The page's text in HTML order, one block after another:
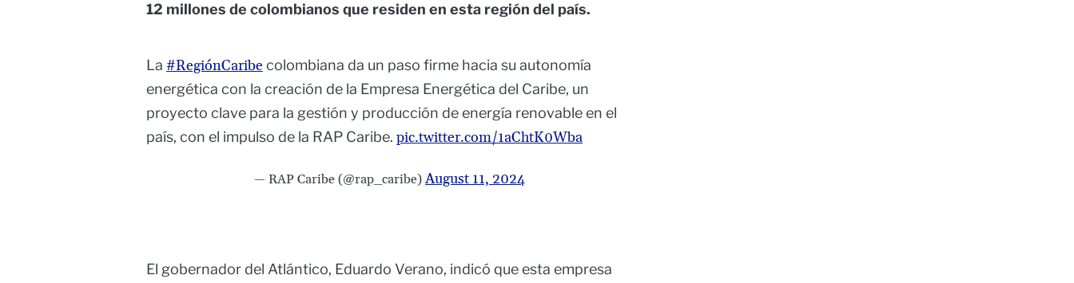
12 millones de colombianos que residen en esta región del país.
La #RegiónCaribe colombiana da un paso firme hacia su autonomía
energética con la creación de la Empresa Energética del Caribe, un
proyecto clave para la gestión y producción de energía renovable en el
país, con el impulso de la RAP Caribe. pic.twitter.com/1aChtK0Wba
— RAP Caribe (@rap_caribe)August 11, 2024
El gobernador del Atlántico, Eduardo Verano, indicó que esta empresa